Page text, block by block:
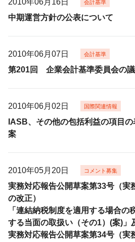
会計基準
中期運営方針の公表について
2010年06月07日 会計基準
第201回 企業会計基準委員会の
2010年06月02日 国際関連情報
IASB、その他の包括利益の項目
案
2010年05月20日 コメント募集
実務対応報告公開草案第33号（実
の改正）
「連結納税制度を適用する場合の
する当面の取扱い（その1）(案)」
実務対応報告公開草案第34号（実